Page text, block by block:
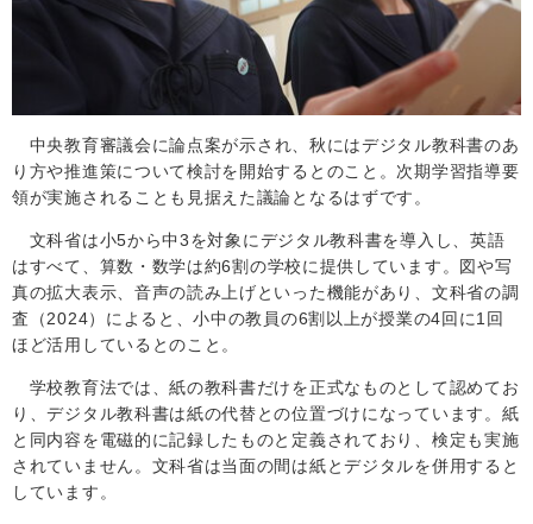
中央教育審議会に論点案が示され、秋にはデジタル教科書のあ
り方や推進策について検討を開始するとのこと。次期学習指導要
領が実施されることも見据えた議論となるはずです。
文科省は小5から中3を対象にデジタル教科書を導入し、英語
はすべて、算数・数学は約6割の学校に提供しています。図や写
真の拡大表示、音声の読み上げといった機能があり、文科省の調
査（2024）によると、小中の教員の6割以上が授業の4回に1 回
ほど活用しているとのこと。
学校教育法では、紙の教科書だけを正式なものとして認めてお
り、デジタル教科書は紙の代替との位置づけになっています。紙
と同内容を電磁的に記録したものと定義されており、検定も実施
されていません。文科省は当面の間は紙とデジタルを併用すると
しています。